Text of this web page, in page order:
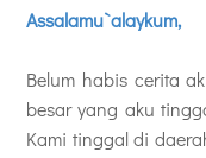
Assalamu`alaykum,
Belum habis cerita
besar yang aku
Kami tinggal di